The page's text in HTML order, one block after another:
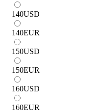
140USD
140EUR
150USD
150EUR
160USD
160EUR